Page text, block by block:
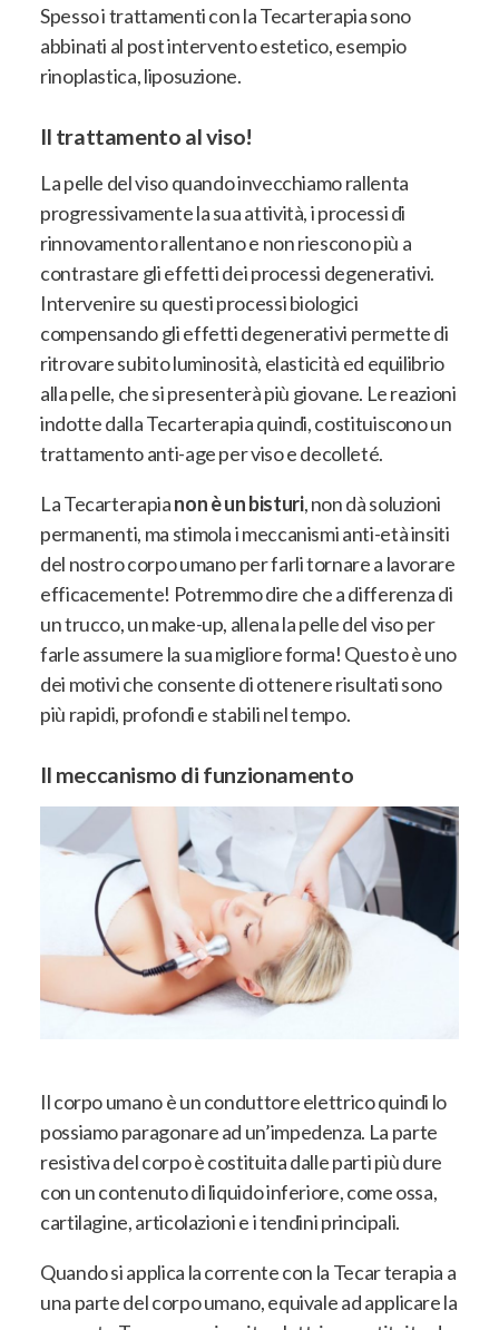
Spesso i trattamenti con la Tecarterapia sono
abbinati al post intervento estetico, esempio
rinoplastica, liposuzione.
Il trattamento al viso!
La pelle del viso quando invecchiamo rallenta
progressivamente la sua attività, i processi di
rinnovamento rallentano e non riescono più a
contrastare gli effetti dei processi degenerativi.
Intervenire su questi processi biologici
compensando gli effetti degenerativi permette di
ritrovare subito luminosità, elasticità ed equilibrio
alla pelle, che si presenterà più giovane. Le reazioni
indotte dalla Tecarterapia quindi, costituiscono un
trattamento anti-age per viso e decolleté.
La Tecarterapianon è un bisturi, non dà soluzioni
permanenti, ma stimola i meccanismi anti-età insiti
del nostro corpo umano per farli tornare a lavorare
efficacemente! Potremmo dire che a differenza di
un trucco, un make-up, allena la pelle del viso per
farle assumere la sua migliore forma! Questo è uno
dei motivi che consente di ottenere risultati sono
più rapidi, profondi e stabili nel tempo.
Il meccanismo di funzionamento
Il corpo umano è un conduttore elettrico quindi lo
possiamo paragonare ad un’impedenza. La parte
resistiva del corpo è costituita dalle parti più dure
con un contenuto di liquido inferiore, come ossa,
cartilagine, articolazioni e i tendini principali.
Quando si applica la corrente con la Tecar terapia a
una parte del corpo umano, equivale ad applicare la